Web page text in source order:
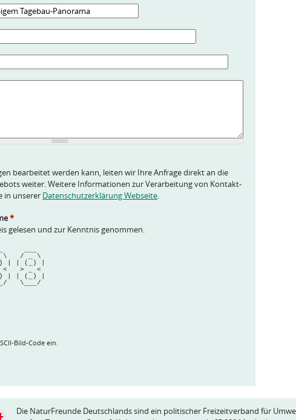
bearbeitet werden kann, leiten wir Ihre Anfrage direkt an die
weiter. Weitere Informationen zur Verarbeitung von Kontakt-
in unserer Datenschutzerklärung Webseite.
*
gelesen und zur Kenntnis genommen.
_ \   / _ \
| | (_) |
<   > _ <
| | (_) |
\___/
|
Bild-Code ein.
Die NaturFreunde Deutschlands sind ein politischer Freizeitverband für